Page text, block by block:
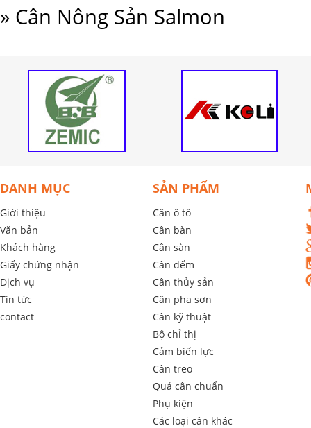
» Cân Nông Sản Salmon
DANH MỤC
Giới thiệu
Văn bản
Khách hàng
Giấy chứng nhận
Dịch vụ
Tin tức
contact
SẢN PHẨM
Cân ô tô
Cân bàn
Cân sàn
Cân đếm
Cân thủy sản
Cân pha sơn
Cân kỹ thuật
Bộ chỉ thị
Cảm biến lực
Cân treo
Quả cân chuẩn
Phụ kiện
Các loại cân khác